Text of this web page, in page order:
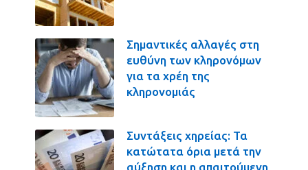
Σημαντικές αλλαγές στη
ευθύνη των κληρονόμων
για τα χρέη της
κληρονομιάς
Συντάξεις χηρείας: Τα
κατώτατα όρια μετά την
αύξηση και η απαιτούμενη